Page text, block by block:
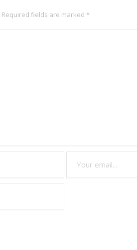
Required fields are marked *